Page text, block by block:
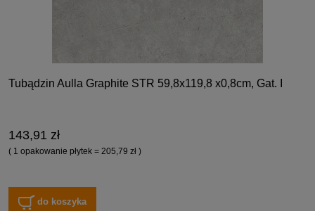
Tubądzin Aulla Graphite STR 59,8x119,8 x0,8cm, Gat. I
143,91 zł
( 1 opakowanie płytek = 205,79 zł )
do koszyka